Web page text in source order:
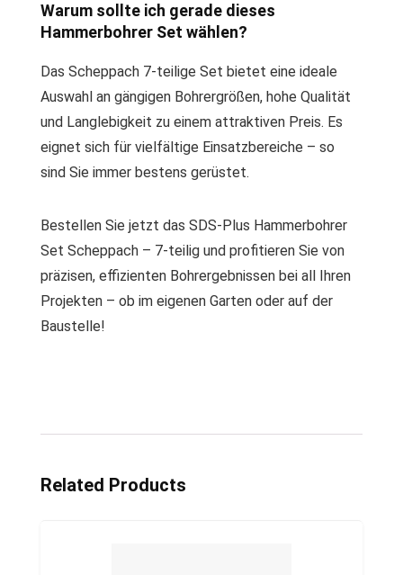
Warum sollte ich gerade dieses
Hammerbohrer Set wählen?
Das Scheppach 7-teilige Set bietet eine ideale
Auswahl an gängigen Bohrergrößen, hohe Qualität
und Langlebigkeit zu einem attraktiven Preis. Es
eignet sich für vielfältige Einsatzbereiche – so
sind Sie immer bestens gerüstet.
Bestellen Sie jetzt das SDS-Plus Hammerbohrer
Set Scheppach – 7-teilig und profitieren Sie von
präzisen, effizienten Bohrergebnissen bei all Ihren
Projekten – ob im eigenen Garten oder auf der
Baustelle!
Related Products